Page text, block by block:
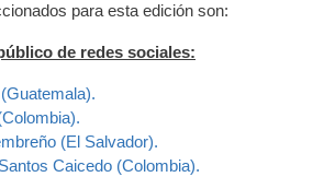
para esta edición son:
de redes sociales:
(El Salvador).
Caicedo (Colombia).